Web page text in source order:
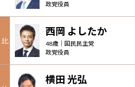
政党役員
比
西岡 よしたか
48歳｜
国民民主党
政党役員
横田 光弘